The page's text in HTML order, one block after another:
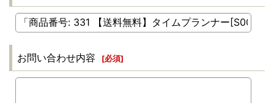
お問い合わせ内容 [必須]